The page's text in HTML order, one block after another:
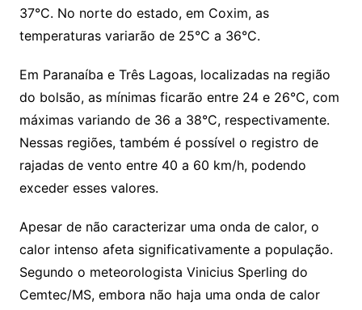
37°C. No norte do estado, em Coxim, as
temperaturas variarão de 25°C a 36°C.
Em Paranaíba e Três Lagoas, localizadas na região
do bolsão, as mínimas ficarão entre 24 e 26°C, com
máximas variando de 36 a 38°C, respectivamente.
Nessas regiões, também é possível o registro de
rajadas de vento entre 40 a 60 km/h, podendo
exceder esses valores.
Apesar de não caracterizar uma onda de calor, o
calor intenso afeta significativamente a população.
Segundo o meteorologista Vinicius Sperling do
Cemtec/MS, embora não haja uma onda de calor